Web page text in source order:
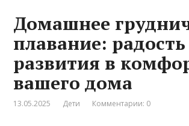
Домашнее
плавание: радость
развития в
вашего дома
13.05.2025 Дети Комментарии: 0